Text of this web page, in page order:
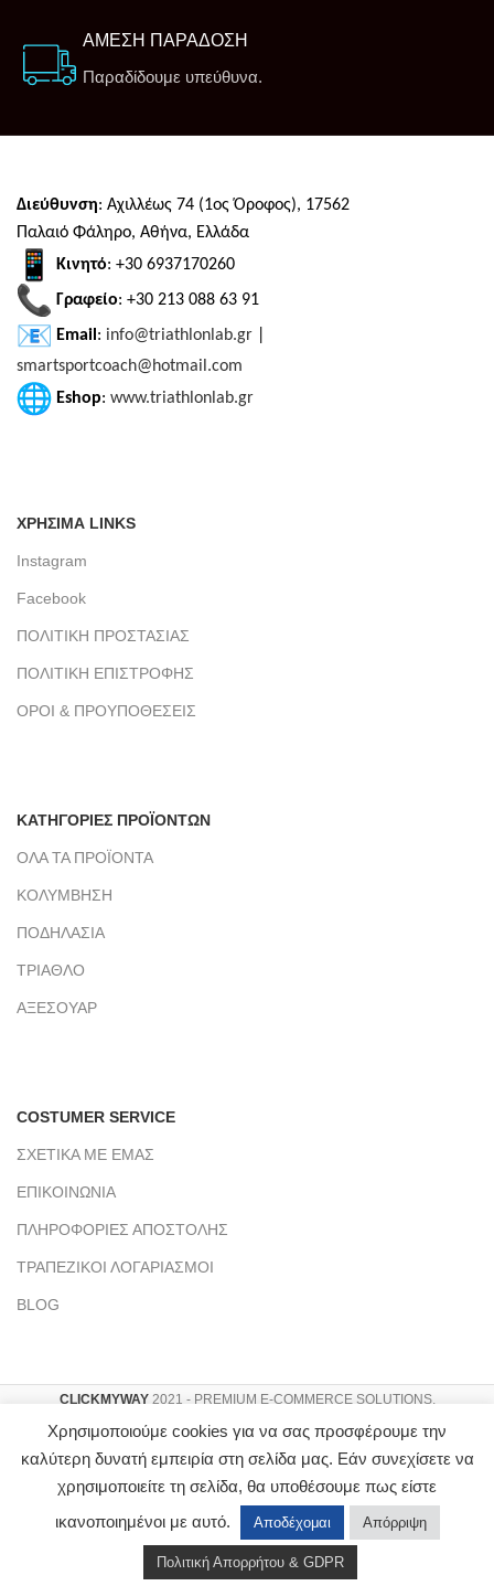
ΑΜΕΣΗ ΠΑΡΑΔΟΣΗ
Παραδίδουμε υπεύθυνα.
Διεύθυνση: Αχιλλέως 74 (1ος Όροφος), 17562
Παλαιό Φάληρο, Αθήνα, Ελλάδα
Κινητό: +30 6937170260
Γραφείο: +30 213 088 63 91
Email : info@triathlonlab.gr
smartsportcoach@hotmail.com
Eshop: www.triathlonlab.gr
ΧΡΗΣΙΜΑ LINKS
Instagram
Facebook
ΠΟΛΙΤΙΚΗ ΠΡΟΣΤΑΣΙΑΣ
ΠΟΛΙΤΙΚΗ ΕΠΙΣΤΡΟΦΗΣ
ΟΡΟΙ & ΠΡΟΥΠΟΘΕΣΕΙΣ
ΚΑΤΗΓΟΡΙΕΣ ΠΡΟΪΟΝΤΩΝ
ΟΛΑ ΤΑ ΠΡΟΪΟΝΤΑ
ΚΟΛΥΜΒΗΣΗ
ΠΟΔΗΛΑΣΙΑ
ΤΡΙΑΘΛΟ
ΑΞΕΣΟΥΑΡ
COSTUMER SERVICE
ΣΧΕΤΙΚΑ ΜΕ ΕΜΑΣ
ΕΠΙΚΟΙΝΩΝΙΑ
ΠΛΗΡΟΦΟΡΙΕΣ ΑΠΟΣΤΟΛΗΣ
ΤΡΑΠΕΖΙΚΟΙ ΛΟΓΑΡΙΑΣΜΟΙ
BLOG
CLICKMYWAY 2021 - PREMIUM E-COMMERCE SOLUTIONS.
Αρ. Γ.Ε.ΜΗ : 151953803000
Χρησιμοποιούμε cookies για να σας προσφέρουμε την
καλύτερη δυνατή εμπειρία στη σελίδα μας. Εάν συνεχίσετε να
χρησιμοποιείτε τη σελίδα, θα υποθέσουμε πως είστε
ικανοποιημένοι με αυτό.
Αποδέχομαι Απόρριψη
Πολιτική Απορρήτου & GDPR